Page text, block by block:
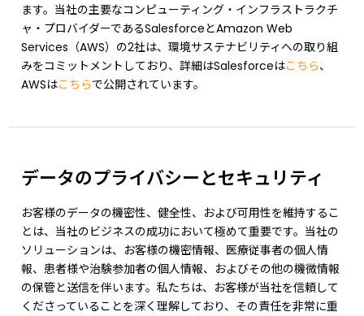
ます。当社の主要なコンピューティング・インフラストラクチ
ャ・プロバイダーであるSalesforceとAmazon Web
Services（AWS）の2社は、環境サステナビリティへの取り組
みをコミットメントしており、詳細はSalesforceはこちら、
AWSはこちらで公開されています。
データのプライバシーとセキュリティ
お客様のデータの機密性、健全性、および可用性を維持するこ
とは、当社のビジネスの成功において極めて重要です。当社の
ソリューションは、お客様の機密情報、医療従事者の個人情
報、患者様や治験参加者の個人情報、およびその他の機微情報
の保管と送信を伴います。私たちは、お客様が当社を信頼して
くださっていることを深く理解しており、その責任を非常に重